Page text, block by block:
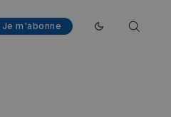
Je m'abonne
Enable dark mode